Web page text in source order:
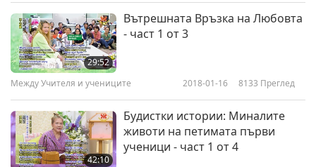
29:52
Вътрешната Връзка на Любовта
- част 1 от 3
Между Учителя и учениците 2018-01-16 8133 Преглед
42:10
Будистки истории: Миналите
животи на петимата първи
ученици - част 1 от 4